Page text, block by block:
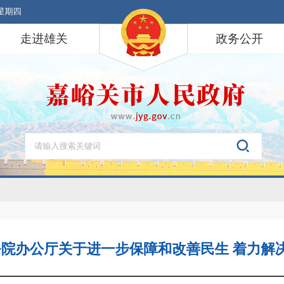
期四
走进雄关 政务公开
办公厅关于进一步保障和改善民生 着力解